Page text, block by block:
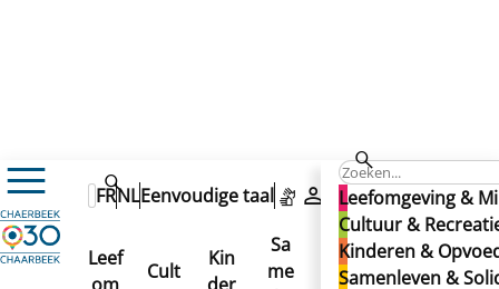
Leefomgeving &
Cultuur &
Kinderen &
Samenleven &
FRNLEenvoudige taal Mijn ruimte
Leef
Cult
Kin
Sa
me
Han
Ad
Kinderen & Opvoeding
Onderwijs
Gemeentelijk onderwijs
Nederlandstalig gemeentelijk onderwijs
Onderwijsdiensten
Gezonde voeding
Gezonde voeding